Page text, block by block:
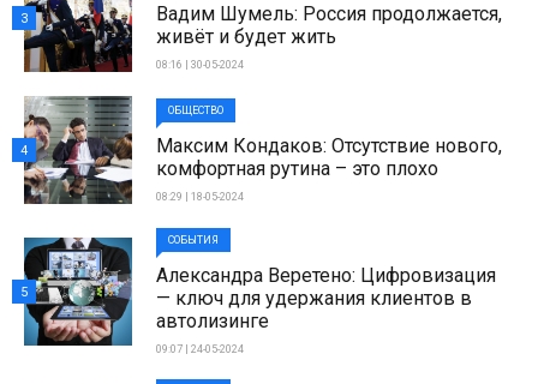
Вадим Шумель: Россия продолжается,
живёт и будет жить
08:16 | 30-05-2024
3
ОБЩЕСТВО
Максим Кондаков: Отсутствие нового,
комфортная рутина – это плохо
08:29 | 18-05-2024
4
СОБЫТИЯ
Александра Веретено: Цифровизация
— ключ для удержания клиентов в
автолизинге
09:07 | 24-05-2024
5